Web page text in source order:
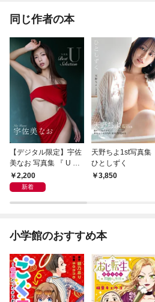
同じ作者の本
【デジタル限定】宇佐
美なお 写真集 『 U ～
Best Selection ～ 』
2,200
新着
天野ちよ1st写真集
ひとしずく
3,850
小学館のおすすめ本